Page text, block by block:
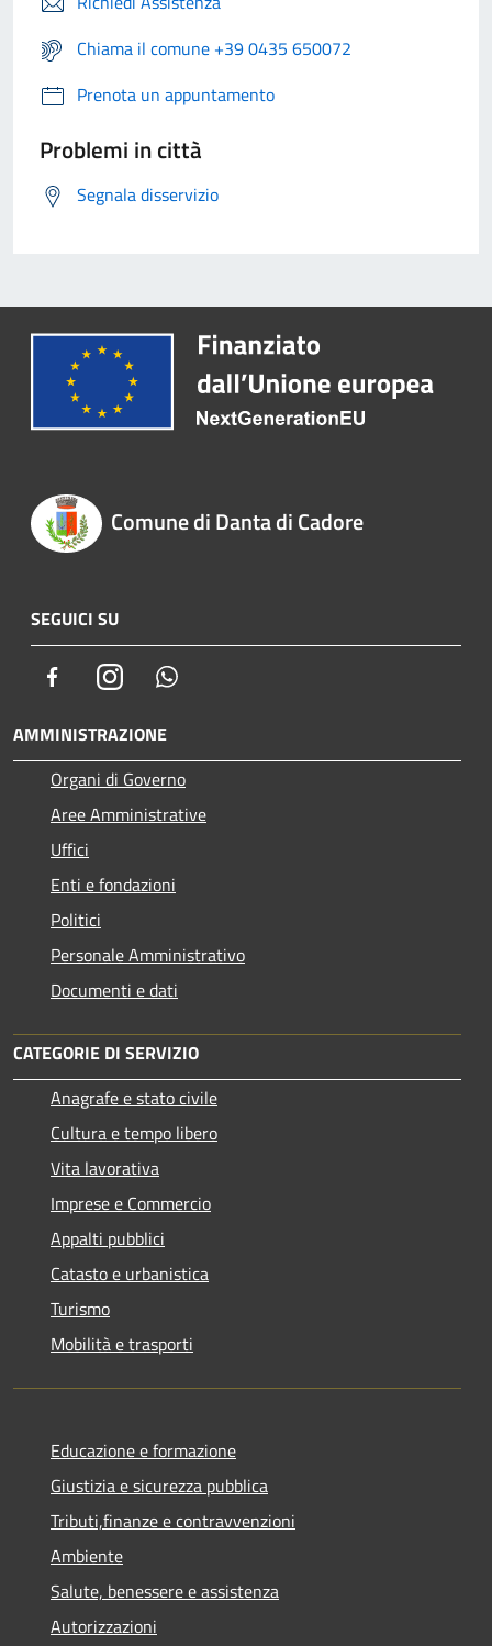
Chiama il comune +39 0435 650072
Prenota un appuntamento
Problemi in città
Segnala disservizio
Comune di Danta di Cadore
SEGUICI SU
FacebookInstagram
AMMINISTRAZIONE
Organi di Governo
Aree Amministrative
Uffici
Enti e fondazioni
Politici
Personale Amministrativo
Documenti e dati
CATEGORIE DI SERVIZIO
Anagrafe e stato civile
Cultura e tempo libero
Vita lavorativa
Imprese e Commercio
Appalti pubblici
Catasto e urbanistica
Turismo
Mobilità e trasporti
Educazione e formazione
Giustizia e sicurezza pubblica
Tributi,finanze e contravvenzioni
Ambiente
Salute, benessere e assistenza
Autorizzazioni